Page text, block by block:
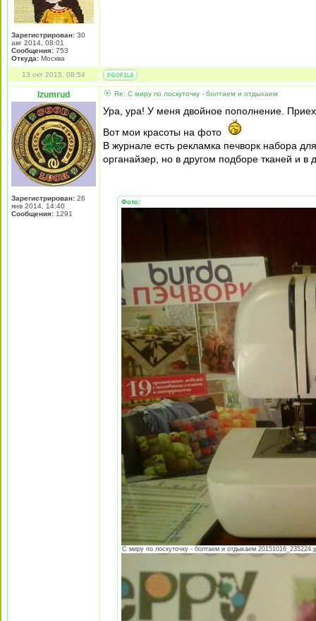
Зарегистрирован: 30
авг 2014, 08:01
Сообщения: 753
Откуда: Москва
13 окт 2015, 08:54
Izumrud
Зарегистрирован: 26
янв 2014, 14:40
Сообщения: 1291
Re: С миру по лоскуточку - болтаем и отдыхаем
Ура, ура! У меня двойное пополнение.
Вот мои красоты на фото
В журнале есть рекламка печворк набора
органайзер, но в другом подборе тканей и в
Фото:
С миру по лоскуточку - болтаем и отдыхаем